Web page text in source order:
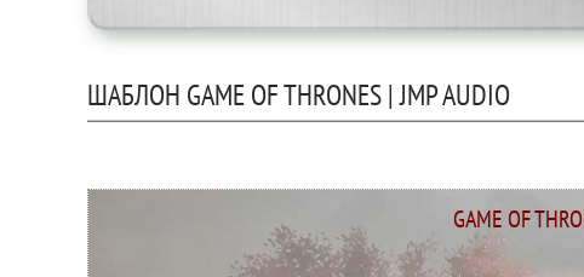
ШАБЛОН GAME OF THRONES | JMP AUDIO
GAME OF